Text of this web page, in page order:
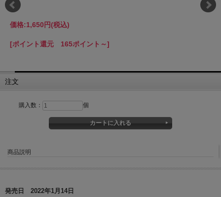
価格:1,650円(税込)
[ポイント還元 165ポイント～]
注文
購入数： 個
商品説明
発売日 2022年1月14日